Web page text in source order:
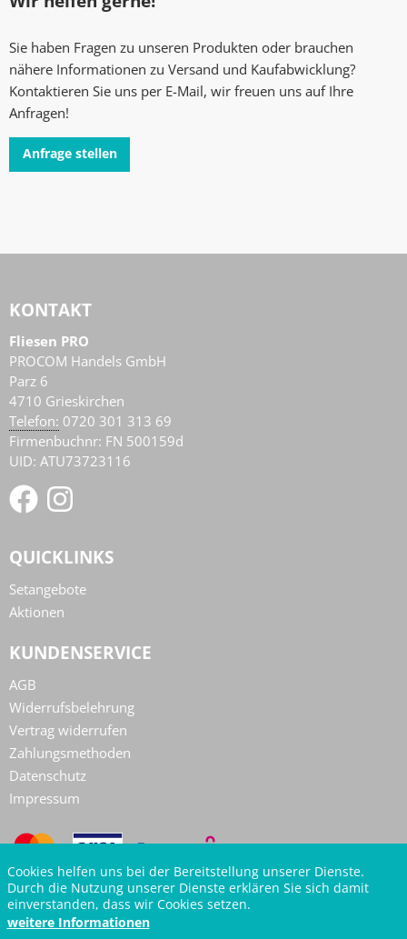
Sie haben Fragen zu unseren Produkten oder brauchen
nähere Informationen zu Versand und Kaufabwicklung?
Kontaktieren Sie uns per E-Mail, wir freuen uns auf Ihre
Anfragen!
Anfrage stellen
KONTAKT
Fliesen PRO
PROCOM Handels GmbH
Parz 6
4710 Grieskirchen
AT
Telefon: 0720 301 313 69
Firmenbuchnr: FN 500159d
UID: ATU73723116
QUICKLINKS
Setangebote
Aktionen
KUNDENSERVICE
AGB
Widerrufsbelehrung
Vertrag widerrufen
Zahlungsmethoden
Datenschutz
Impressum
Cookies helfen uns bei der Bereitstellung unserer Dienste.
Durch die Nutzung unserer Dienste erklären Sie sich damit
einverstanden, dass wir Cookies setzen.
weitere Informationen